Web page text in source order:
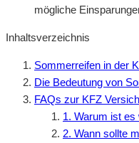
mögliche
Inhaltsverzeichnis
Sommerreifen in der
Die Bedeutung von
FAQs zur KFZ
1. Warum ist
2. Wann sollte